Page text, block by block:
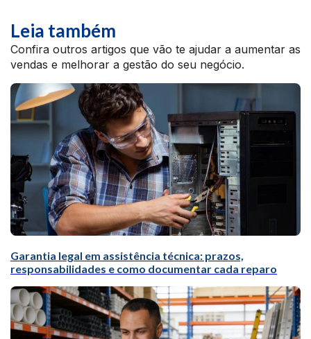
Leia também
Confira outros artigos que vão te ajudar a aumentar as
vendas e melhorar a gestão do seu negócio.
Garantia legal em assistência técnica: prazos,
responsabilidades e como documentar cada reparo